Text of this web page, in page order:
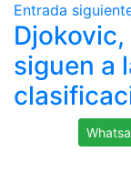
Entrada
siguen a